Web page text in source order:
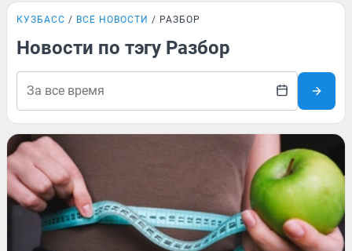
КУЗБАСС ВСЕ НОВОСТИ РАЗБОР
Новости по тэгу Разбор